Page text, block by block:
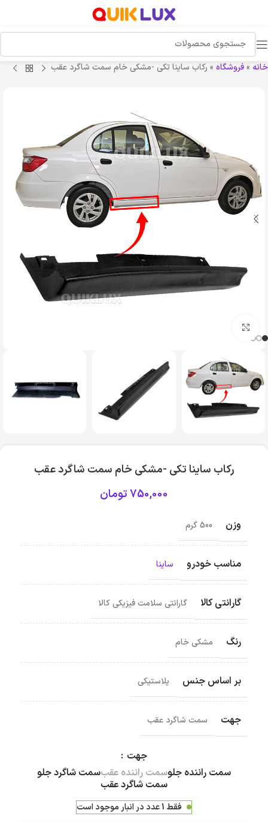
خانه »فروشگاه » رکاب ساینا تکی -مشکی خام سمت شاگرد عقب
رکاب ساینا تکی -مشکی خام سمت شاگرد عقب
750,000تومان
وزن 500 گرم
مناسب خودرو ساینا
گارانتی کالا گارانتی سلامت فیزیکی کالا
رنگ مشکی خام
بر اساس جنس پلاستیکی
جهت سمت شاگرد عقب
جهت
سمت راننده جلوسمت راننده عقبسمت شاگرد جلو
سمت شاگرد عقب
فقط 1 عدد در انبار موجود است